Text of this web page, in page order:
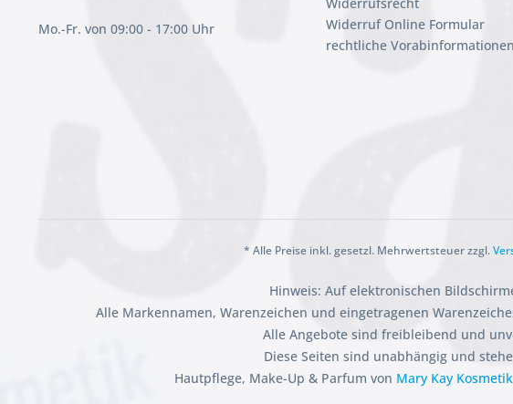
Mo.-Fr. von 09:00 - 17:00 Uhr
Widerrufsrecht
Widerruf Online Formular
rechtliche Vorabinformationen
* Alle Preise inkl. gesetzl. Mehrwertsteuer zzgl.
Hinweis: Auf elektronischen
Alle Markennamen, Warenzeichen und eingetragenen
Alle Angebote sind freibleibend und
Diese Seiten sind unabhängig und
Hautpflege, Make-Up & Parfum von Mary Kay Kosmetik